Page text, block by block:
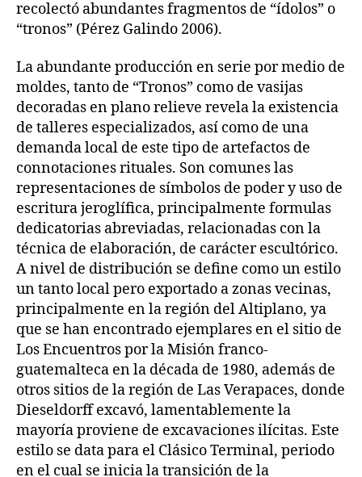
recolectó abundantes fragmentos de “ídolos” o
“tronos” (Pérez Galindo 2006).
La abundante producción en serie por medio de
moldes, tanto de “Tronos” como de vasijas
decoradas en plano relieve revela la existencia
de talleres especializados, así como de una
demanda local de este tipo de artefactos de
connotaciones rituales. Son comunes las
representaciones de símbolos de poder y uso de
escritura jeroglífica, principalmente formulas
dedicatorias abreviadas, relacionadas con la
técnica de elaboración, de carácter escultórico.
A nivel de distribución se define como un estilo
un tanto local pero exportado a zonas vecinas,
principalmente en la región del Altiplano, ya
que se han encontrado ejemplares en el sitio de
Los Encuentros por la Misión franco-
guatemalteca en la década de 1980, además de
otros sitios de la región de Las Verapaces, donde
Dieseldorff excavó, lamentablemente la
mayoría proviene de excavaciones ilícitas. Este
estilo se data para el Clásico Terminal, periodo
en el cual se inicia la transición de la